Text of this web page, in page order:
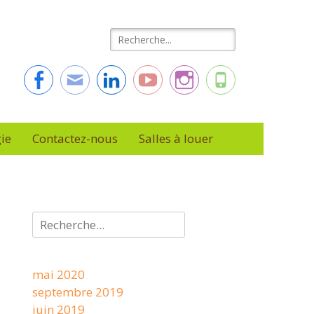
Rechercher :
Facebook
Adresse
contact
LinkedinYouTube
Instagram
Tél
Contactez-nous Salles à louer
Rechercher :
mai 2020
septembre 2019
juin 2019